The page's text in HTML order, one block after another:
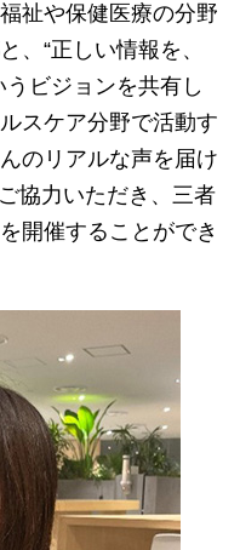
祉や保健医療の分野
、“正しい情報を、
ビジョンを共有し
スケア分野で活動す
のリアルな声を届け
協力いただき、三者
開催することができ